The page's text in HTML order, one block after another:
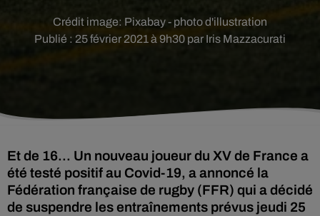
Publié : 25 février 2021 à 9h30 par Iris Mazzacurati
Crédit image: Pixabay - photo d'illustration
Et de 16... Un nouveau joueur du XV de France a
été testé positif au Covid-19, a annoncé la
Fédération française de rugby (FFR) qui a décidé
de suspendre les entraînements prévus jeudi 25